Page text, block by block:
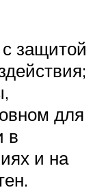
защитой
для
в
и на